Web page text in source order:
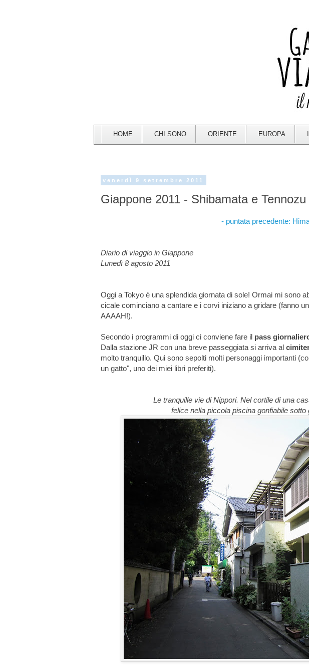
HOME CHI SONO ORIENTE EUROPA
venerdì 9 settembre 2011
Giappone 2011 - Shibamata e
- puntata precedente:
Diario di viaggio in Giappone
Lunedì 8 agosto 2011
Oggi a Tokyo è una splendida giornata di sole! Ormai mi sono
cicale cominciano a cantare e i corvi iniziano a gridare (fanno
AAAAH!).
Secondo i programmi di oggi ci conviene fare il pass
Dalla stazione JR con una breve passeggiata si arriva al
molto tranquillo. Qui sono sepolti molti personaggi importanti
un gatto", uno dei miei libri preferiti).
Le tranquille vie di Nippori. Nel cortile di una
felice nella piccola piscina gonfiabile sotto